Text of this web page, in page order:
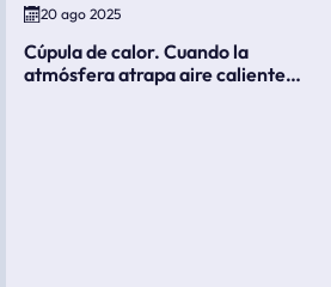
20 ago 2025
Cúpula de calor. Cuando la
atmósfera atrapa aire caliente